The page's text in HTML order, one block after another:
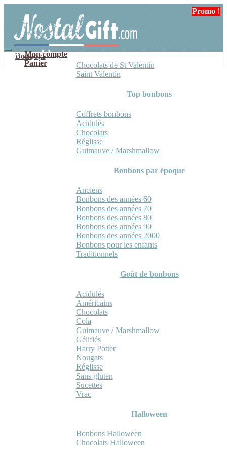
navigation
contenu
Mon compte
Panier
Bonbons
Chocolats de St Valentin
Saint Valentin
Top bonbons
Coffrets bonbons
Acidulés
Chocolats
Réglisse
Guimauve / Marshmallow
Bonbons par époque
Anciens
Bonbons des années 60
Bonbons des années 70
Bonbons des années 80
Bonbons des années 90
Bonbons des années 2000
Bonbons pour les enfants
Traditionnels
Goût de bonbons
Acidulés
Américains
Chocolats
Cola
Guimauve / Marshmallow
Gélifiés
Harry Potter
Nougats
Réglisse
Sans gluten
Sucettes
Vrac
Halloween
Bonbons Halloween
Chocolats Halloween
Promo !
Promo !
Promo !